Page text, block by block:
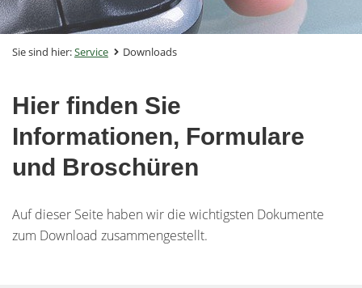
Sie sind hier:Service Downloads
Hier finden Sie
Informationen, Formulare
und Broschüren
Auf dieser Seite haben wir die wichtigsten Dokumente
zum Download zusammengestellt.